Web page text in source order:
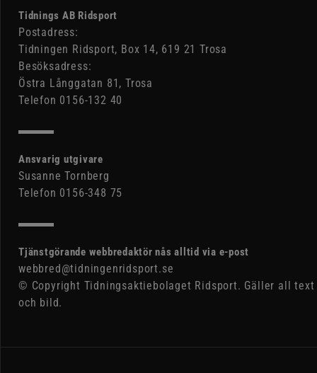
Tidnings AB Ridsport
Postadress:
Tidningen Ridsport, Box 14, 619 21 Trosa
Besöksadress:
Östra Långgatan 81, Trosa
Telefon 0156-132 40
Ansvarig utgivare
Susanne Tornberg
Telefon 0156-348 75
Tjänstgörande webbredaktör nås alltid via e-post
webbred@tidningenridsport.se
© Copyright Tidningsaktiebolaget Ridsport. Gäller all text
och bild.